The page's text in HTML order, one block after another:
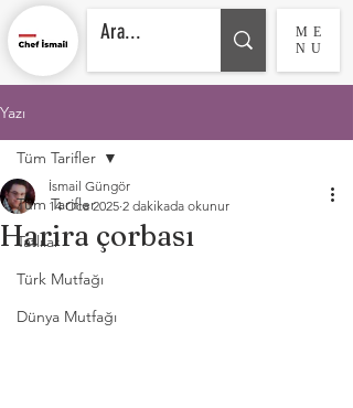
ME
NU
Yazı
Tüm Tarifler
Tatlılar
Türk Mutfağı
Dünya Mutfağı
Tüm Tarifler
Harira çorbası
İsmail Güngör
14 Oca 2025 2 dakikada okunur